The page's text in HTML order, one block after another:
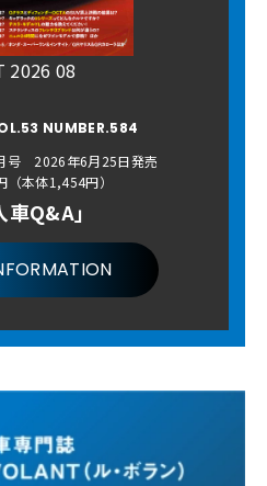
2026 08
NUMBER.584
号 2026年6月25日発売
（本体1,454円）
車Q&A」